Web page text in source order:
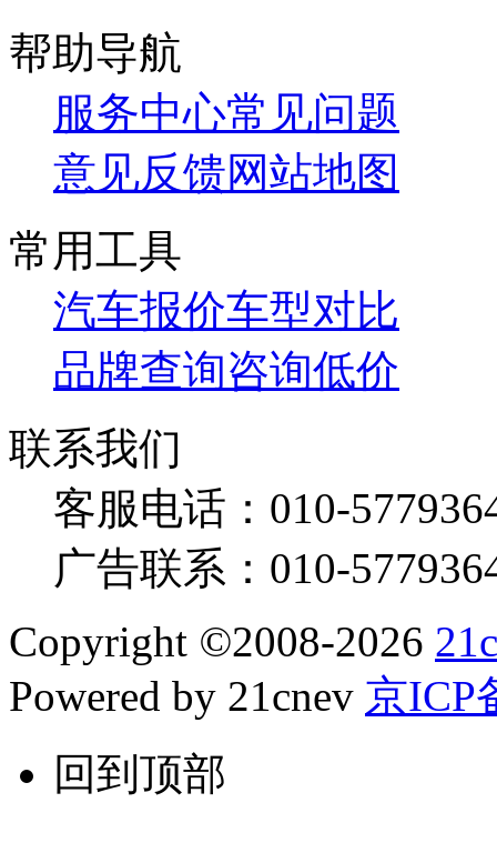
帮助导航
服务中心常见问题
意见反馈网站地图
常用工具
汽车报价车型对比
品牌查询咨询低价
联系我们
客服电话： 010-
广告联系： 010-
Copyright ©2008-2026
Powered by 21cnev 京ICP
回到顶部